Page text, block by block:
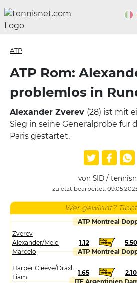
ATP
ATP Rom:
problemlos in
Alexander Zverev (28) ist mit
Sieg in seine Generalprobe für
Paris gestartet.
von SID /
zuletzt bearbeitet:
Wer gewinnt?
ATP Montreal
Zverev
Alexander/Melo
Marcelo
1.12 5.50
ATP Montreal
Harper Cleeve/Draxl
Liam
1.65 2.10